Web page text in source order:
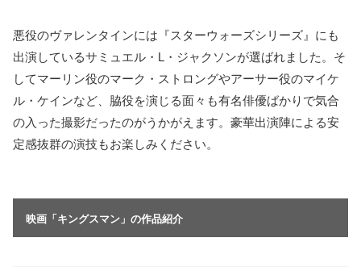
悪役のヴァレンタインには『スターウォーズシリーズ』にも
出演しているサミュエル・L・ジャクソンが選ばれました。そ
してマーリン役のマーク・ストロングやアーサー役のマイケ
ル・ケインなど、脇役を演じる面々も有名俳優ばかりで気合
の入った撮影だったのがうかがえます。豪華出演陣による安
定感抜群の演技もお楽しみください。
映画「キングスマン」の作品紹介